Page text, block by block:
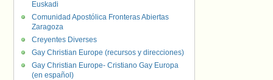
Euskadi
Comunidad Apostólica Fronteras Abiertas
Zaragoza
Creyentes Diverses
Gay Christian Europe (recursos y direcciones)
Gay Christian Europe- Cristiano Gay Europa
(en español)